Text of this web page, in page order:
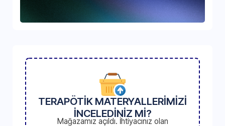
TERAPÖTİK MATERYALLERİMİZİ
İNCELEDİNİZ Mİ?
Mağazamız açıldı. İhtiyacınız olan